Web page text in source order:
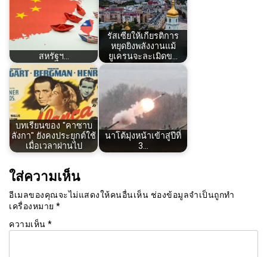
สหรัฐฯ…
รัสเซียให้เกียรติการ
หยุดยิงพลังงานแม้
ยูเครนจะละเมิดข…
บทเรียนของ "คาซาบ
ลังกา" ยังคงประยุกต์ใช้
เมื่อเวลาผ่านไป
นาโต้มุ่งหน้าเข้าสู่ปีที่
3…
ใส่ความเห็น
อีเมลของคุณจะไม่แสดงให้คนอื่นเห็น ช่องข้อมูลจำเป็นถูกทำ
เครื่องหมาย *
ความเห็น *